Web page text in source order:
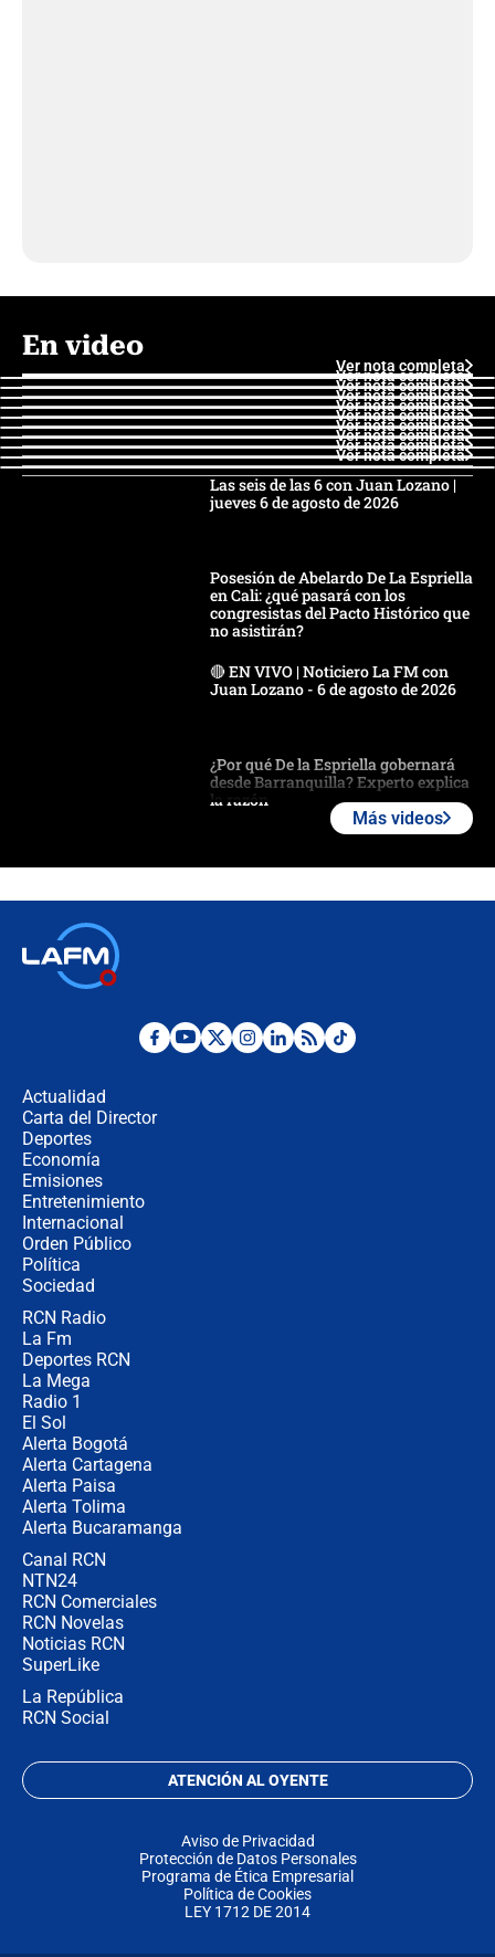
En video
Ver nota completa
Ver nota completa
Ver nota completa
Ver nota completa
Ver nota completa
Ver nota completa
Ver nota completa
Ver nota completa
Ver nota completa
Ver nota completa
Las seis de las 6 con Juan Lozano |
jueves 6 de agosto de 2026
Posesión de Abelardo De La Espriella
en Cali: ¿qué pasará con los
congresistas del Pacto Histórico que
no asistirán?
🔴 EN VIVO | Noticiero La FM con
Juan Lozano - 6 de agosto de 2026
¿Por qué De la Espriella gobernará
desde Barranquilla? Experto explica
la razón
Las razones para escoger al nuevo
Más videos
Actualidad
Carta del Director
Deportes
Economía
Emisiones
Entretenimiento
Internacional
Orden Público
Política
Sociedad
RCN Radio
La Fm
Deportes RCN
La Mega
Radio 1
El Sol
Alerta Bogotá
Alerta Cartagena
Alerta Paisa
Alerta Tolima
Alerta Bucaramanga
Canal RCN
NTN24
RCN Comerciales
RCN Novelas
Noticias RCN
SuperLike
La República
RCN Social
ATENCIÓN AL OYENTE
Aviso de Privacidad
Protección de Datos Personales
Programa de Ética Empresarial
Política de Cookies
LEY 1712 DE 2014